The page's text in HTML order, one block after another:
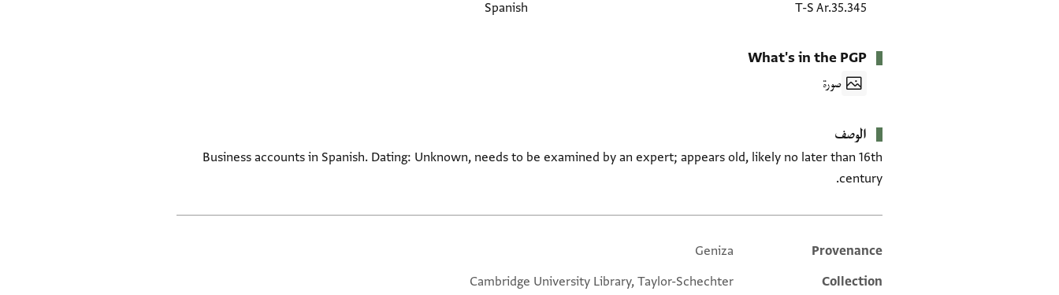
T-S Ar.35.345
Spanish
What's in the PGP
صورة
الوصف
Business accounts in Spanish. Dating: Unknown, needs to be examined by an expert; appears old, likely no later than 16th
century.
Additional metadata
Provenance
Geniza
Collection
Cambridge University Library, Taylor-Schechter